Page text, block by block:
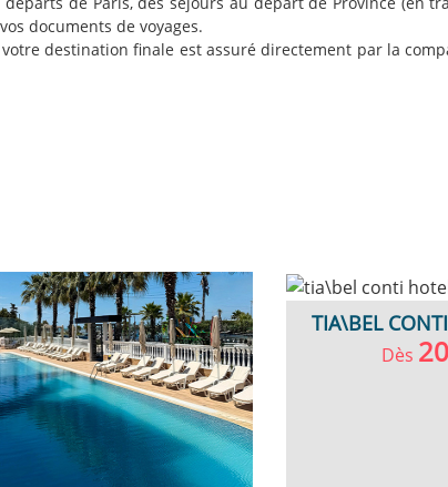
documents de voyages.
destination finale est assuré directement par la
TIA\BEL
Dès